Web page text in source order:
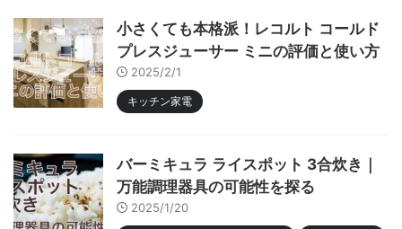
小さくても本格派！レコルト コールド
プレスジューサー ミニの評価と使い方
2025/2/1
キッチン家電
バーミキュラ ライスポット 3合炊き｜
万能調理器具の可能性を探る
2025/1/20